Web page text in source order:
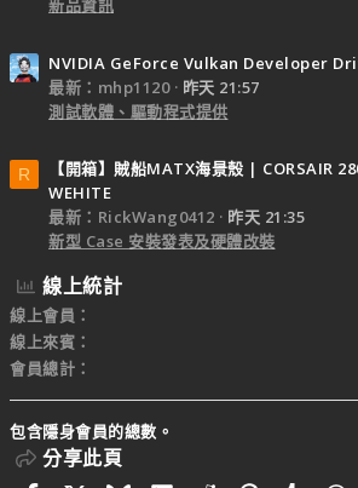
新品資訊
NVIDIA GeForce Vulkan Developer
最新：mhp1120
昨天 21:57
測試軟體、驅動程式提供
R
【開箱】賊船MATX海景殼 | CORSAIR
WEHITE
最新：RickWang0412
昨天 21:35
新型 Case 安裝發表及硬體改裝
線上統計
線上會員
線上來賓
會員總計
包含隱身會員的總數。
分享此頁